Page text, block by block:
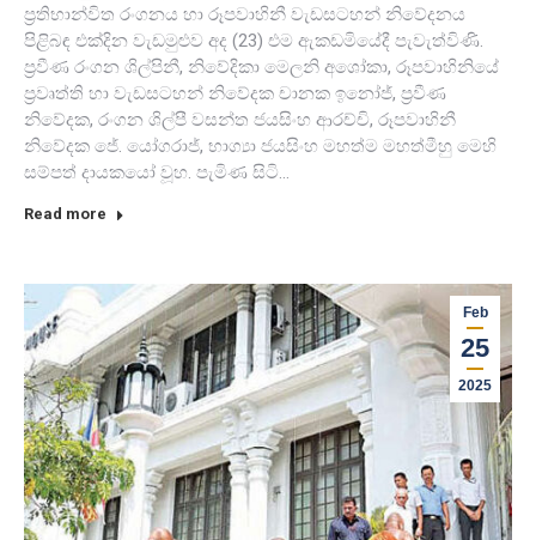
ප්‍රතිභාන්විත රංගනය හා රූපවාහිනී වැඩසටහන් නිවේදනය
පිළිබඳ එක්දින වැඩමුළුව අද (23) එම ඇකඩමියේදී පැවැත්විණි.
ප්‍රවීණ රංගන ශිල්පිනී, නිවේදිකා මෙලනි අශෝකා, රූපවාහිනියේ
ප්‍රවෘත්ති හා වැඩසටහන් නිවේදක චානක ඉනෝජ්, ප්‍රවීණ
නිවේදක, රංගන ශිල්පී වසන්ත ජයසිංහ ආරච්චි, රූපවාහිනී
නිවේදක ජේ. යෝගරාජ්, භාග්‍යා ජයසිංහ මහත්ම මහත්මීහු මෙහි
සම්පත් දායකයෝ වූහ. පැමිණ සිටි…
Read more
Feb
25
2025